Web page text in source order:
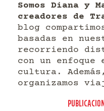
Somos Diana y
creadores de
blog
basadas en
recorriendo
con un enfoque
cultura.
organizamos